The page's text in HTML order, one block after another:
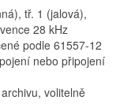
tř. 1 (jalová),
28 kHz
podle 61557-12
nebo připojení
volitelně